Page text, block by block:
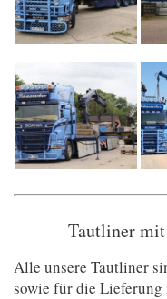
Tautliner
Alle unsere Tautliner
sowie für die Lieferung